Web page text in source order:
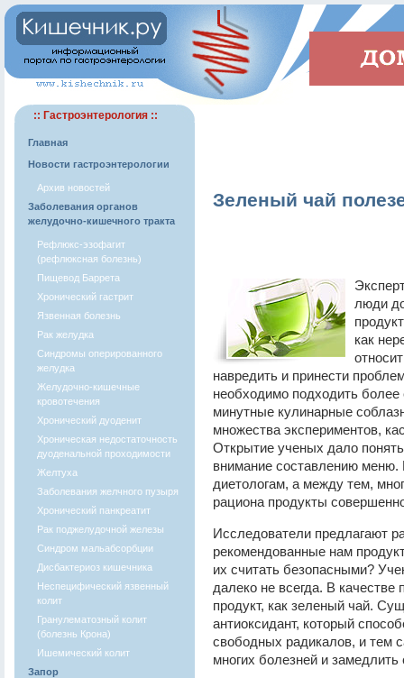
:: Гастроэнтерология ::
Главная
Новости гастроэнтерологии
Архив новостей
Заболевания органов
желудочно-кишечного тракта
Рефлюкс-эзофагит
(рефлюксная болезнь)
Пищевод Баррета
Хронический гастрит
Язвенная болезнь
Рак желудка
Синдромы оперированного
желудка
Желудочно-кишечные
кровотечения
Хронический дуоденит
Хроническая недостаточность
дуоденальной проходимости
Желтуха
Заболевания желчного пузыря
Хронический панкреатит
Рак поджелудочной железы
Синдром мальабсорбции
Дисбактериоз кишечника
Неспецифический язвенный
колит
Гранулематозный колит
(болезнь Крона)
Ишемический колит
Запор
Зеленый чай
люди
как
навредить и принести
необходимо подходить более
минутные кулинарные
множества экспериментов,
Открытие ученых дало
внимание составлению
диетологам, а между тем,
рациона продукты
Исследователи предлагают
рекомендованные нам
их считать безопасными?
далеко не всегда. В качестве
продукт, как зеленый чай.
антиоксидант, который
свободных радикалов, и тем
многих болезней и замедлить